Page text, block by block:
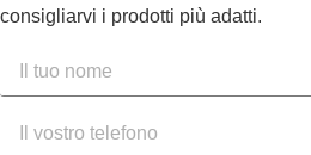
consigliarvi i prodotti più adatti.